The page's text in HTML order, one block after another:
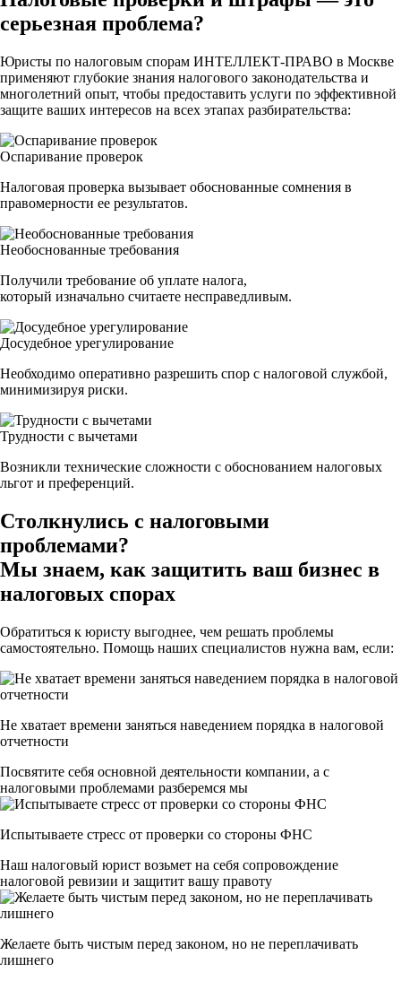
серьезная проблема?
Юристы по налоговым спорам ИНТЕЛЛЕКТ-ПРАВО в Москве
применяют глубокие знания налогового законодательства и
многолетний опыт, чтобы предоставить услуги по эффективной
защите ваших интересов на всех этапах разбирательства:
Оспаривание проверок
Налоговая проверка вызывает обоснованные сомнения в
правомерности ее результатов.
Необоснованные требования
Получили требование об уплате налога,
который изначально считаете несправедливым.
Досудебное урегулирование
Необходимо оперативно разрешить спор с налоговой службой,
минимизируя риски.
Трудности с вычетами
Возникли технические сложности с обоснованием налоговых
льгот и преференций.
Столкнулись с налоговыми
проблемами?
Мы знаем, как защитить ваш бизнес в
налоговых спорах
Обратиться к юристу выгоднее, чем решать проблемы
самостоятельно. Помощь наших специалистов нужна вам, если:
Не хватает времени заняться наведением порядка в налоговой
отчетности
Посвятите себя основной деятельности компании, а с
налоговыми проблемами разберемся мы
Испытываете стресс от проверки со стороны ФНС
Наш налоговый юрист возьмет на себя сопровождение
налоговой ревизии и защитит вашу правоту
Желаете быть чистым перед законом, но не переплачивать
лишнего